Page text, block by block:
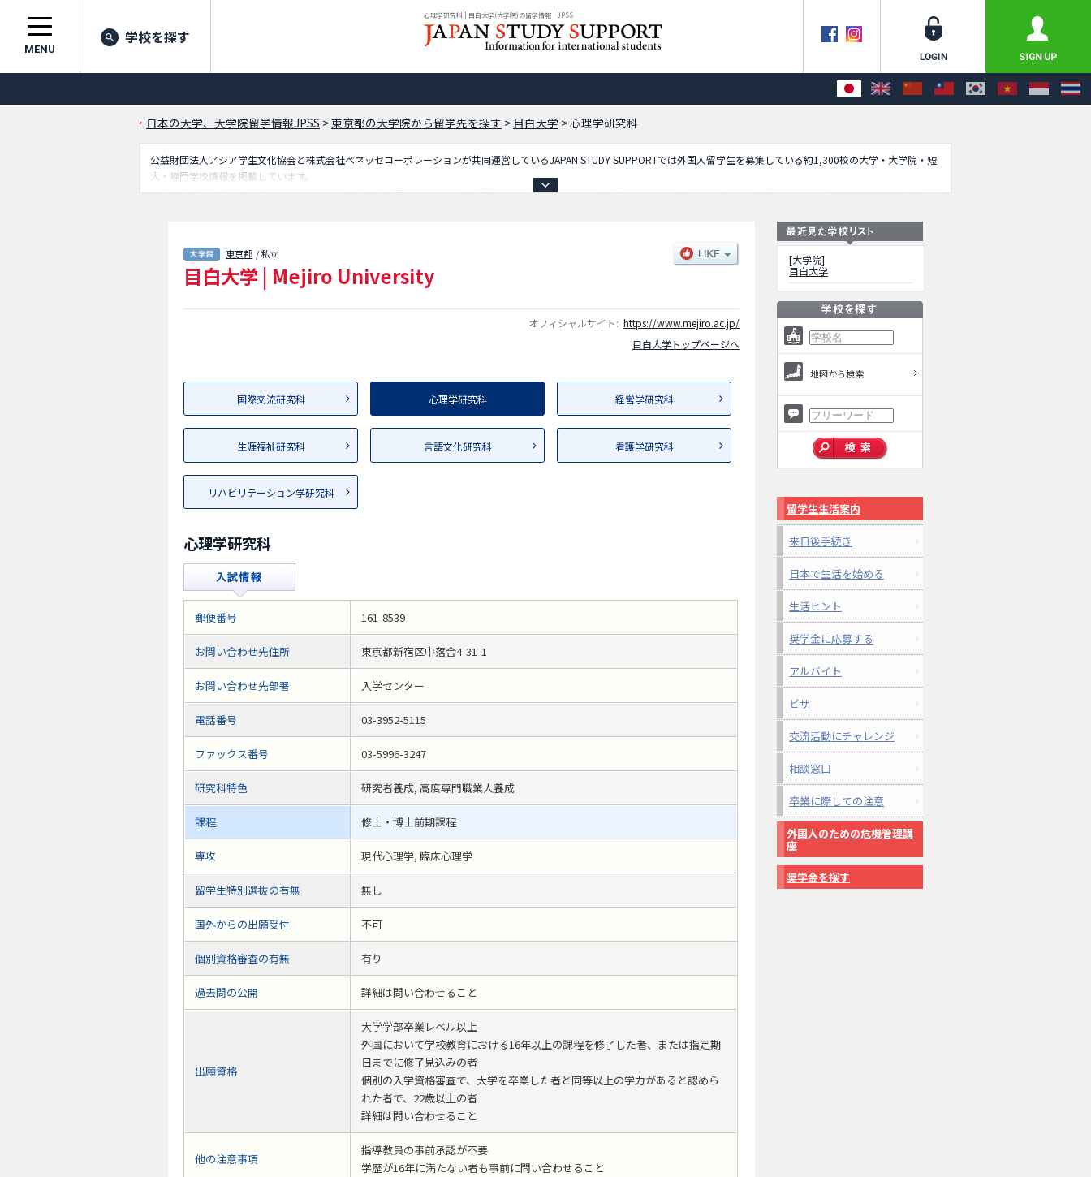
心理学研究科 | 目白大学(大学院)の留学情報 | JPSS
MENU
学校を探す
日本の大学、大学院留学情報JPSS >東京都の大学院から留学先を探す > 目白大学 >心理学研究科
公益財団法人アジア学生文化協会と株式会社ベネッセコーポレーションが共同運営しているJAPAN STUDY SUPPORTでは外国人留学生を募集している約1,300校の大学・大学院・短
大・専門学校情報を掲載しています。
こちらでは目白大学に関する詳細情報を記載しており、国際交流研究科や心理学研究科や経営学研究科や生涯福祉研究科や言語文化研究科や看護学研究科やリハビリテーション学研
東京都 / 私立
目白大学 | Mejiro University
オフィシャルサイト: https://www.mejiro.ac.jp/
目白大学トップページへ
国際交流研究科 心理学研究科 経営学研究科
生涯福祉研究科 言語文化研究科 看護学研究科
リハビリテーション学研究科
心理学研究科
郵便番号 161-8539
お問い合わせ先住所 東京都新宿区中落合4-31-1
お問い合わせ先部署 入学センター
電話番号 03-3952-5115
ファックス番号 03-5996-3247
研究科特色 研究者養成, 高度専門職業人養成
課程 修士・博士前期課程
専攻 現代心理学, 臨床心理学
留学生特別選抜の有無 無し
国外からの出願受付 不可
個別資格審査の有無 有り
過去問の公開 詳細は問い合わせること
出願資格
大学学部卒業レベル以上
外国において学校教育における16年以上の課程を修了した者、または指定期
日までに修了見込みの者
個別の入学資格審査で、大学を卒業した者と同等以上の学力があると認めら
れた者で、22歳以上の者
詳細は問い合わせること
他の注意事項
指導教員の事前承認が不要
学歴が16年に満たない者も事前に問い合わせること
[大学院]
目白大学
地図から検索
留学生生活案内
来日後手続き
日本で生活を始める
生活ヒント
奨学金に応募する
アルバイト
ビザ
交流活動にチャレンジ
相談窓口
卒業に際しての注意
外国人のための危機管理講
座
奨学金を探す